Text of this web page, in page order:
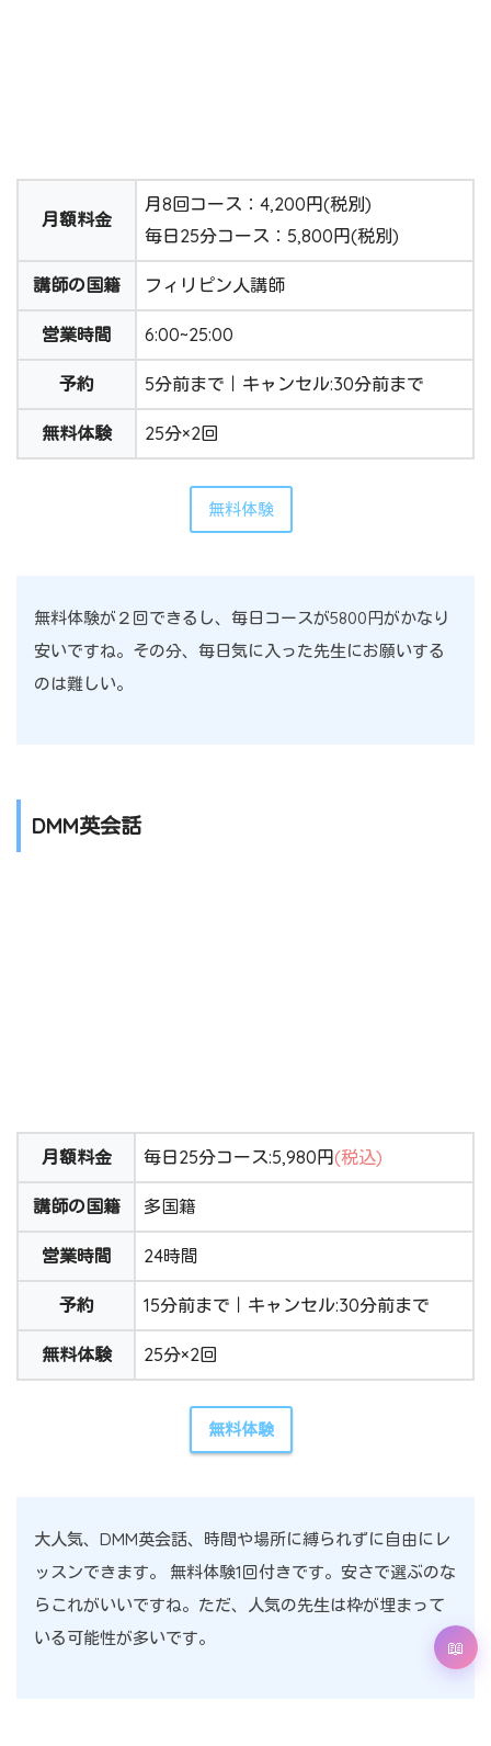
月額料金
月8回コース：4,200円(税別)
毎日25分コース：5,800円(税別)
講師の国籍 フィリピン人講師
営業時間 6:00~25:00
予約 5分前まで｜キャンセル:30分前まで
無料体験 25分×2回
無料体験
無料体験が２回できるし、毎日コースが5800円がかなり
安いですね。その分、毎日気に入った先生にお願いする
のは難しい。
DMM英会話
月額料金 毎日25分コース:5,980円(税込)
講師の国籍 多国籍
営業時間 24時間
予約 15分前まで｜キャンセル:30分前まで
無料体験 25分×2回
無料体験
大人気、DMM英会話、時間や場所に縛られずに自由にレ
ッスンできます。 無料体験1回付きです。安さで選ぶのな
らこれがいいですね。ただ、人気の先生は枠が埋まって
いる可能性が多いです。